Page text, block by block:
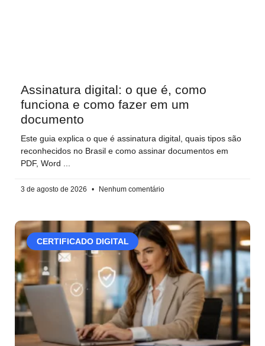
Assinatura digital: o que é, como
funciona e como fazer em um
documento
Este guia explica o que é assinatura digital, quais tipos são
reconhecidos no Brasil e como assinar documentos em
PDF, Word
3 de agosto de 2026 Nenhum comentário
CERTIFICADO DIGITAL